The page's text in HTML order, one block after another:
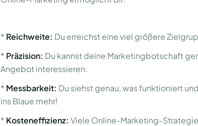
* Reichweite: Du erreichst eine viel größere
* Präzision: Du kannst deine Marketingbotschaft
Angebot interessieren.
* Messbarkeit: Du siehst genau, was funktioniert
ins Blaue mehr!
* Kosteneffizienz: Viele Online-Marketing-